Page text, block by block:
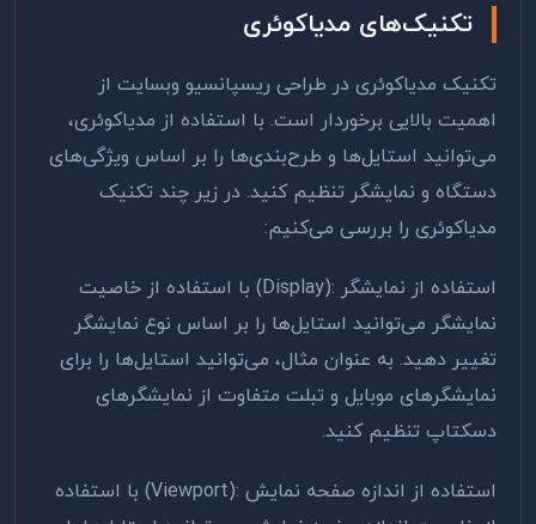
تکنیک‌های مدیاکوئری
تکنیک مدیاکوئری در طراحی ریسپانسیو وبسایت از
اهمیت بالایی برخوردار است. با استفاده از مدیاکوئری،
می‌توانید استایل‌ها و طرح‌بندی‌ها را بر اساس ویژگی‌های
دستگاه و نمایشگر تنظیم کنید. در زیر چند تکنیک
مدیاکوئری را بررسی می‌کنیم:
استفاده از نمایشگر (Display): با استفاده از خاصیت
نمایشگر می‌توانید استایل‌ها را بر اساس نوع نمایشگر
تغییر دهید. به عنوان مثال، می‌توانید استایل‌ها را برای
نمایشگرهای موبایل و تبلت متفاوت از نمایشگرهای
دسکتاپ تنظیم کنید.
استفاده از اندازه صفحه نمایش (Viewport): با استفاده